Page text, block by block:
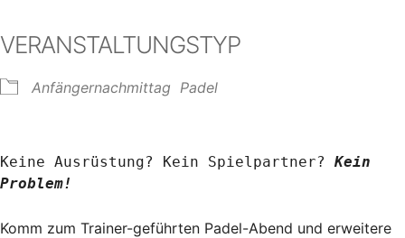
VERANSTALTUNGSTYP
Anfängernachmittag Padel
Keine Ausrüstung? Kein Spielpartner? Kein
Problem!
Komm zum Trainer-geführten Padel-Abend und erweitere